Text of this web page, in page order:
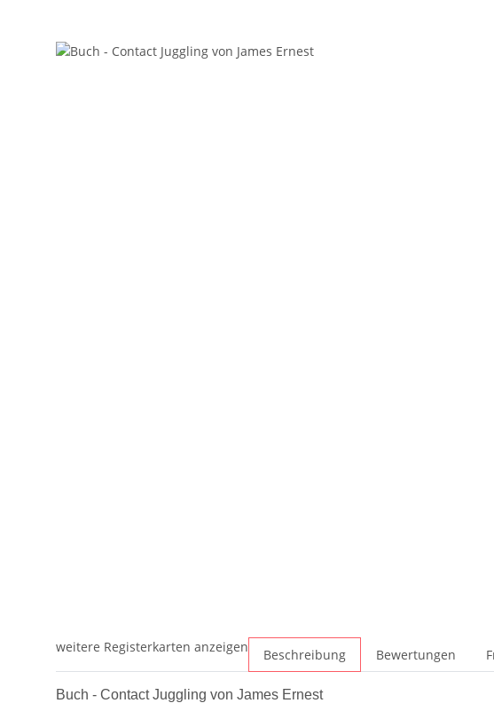
weitere Registerkarten anzeigen Beschreibung Bewertungen
Buch - Contact Juggling von James Ernest